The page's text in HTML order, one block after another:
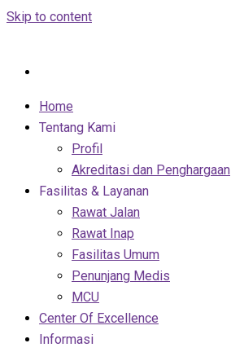
Skip to content
Home
Tentang Kami
Profil
Akreditasi dan Penghargaan
Fasilitas & Layanan
Rawat Jalan
Rawat Inap
Fasilitas Umum
Penunjang Medis
MCU
Center Of Excellence
Informasi